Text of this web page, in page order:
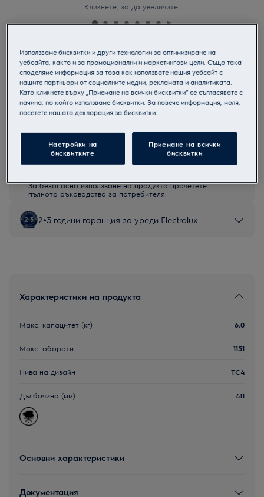
Кликнете, за да увеличите.
EWS6426WE
Компактна перална машина
За безопасно използване на продукта прочетете
пълното ръководство за потребителя.
2+3 години гаранция за уреди Electrolux
Характеристики на продукта
Макс. капацитет (кг) 6.0
Макс. обороти 1151
Нива на дизайн TC4
Дълбочина (мм) 411
Основни характеристики
Документация
Използваме бисквитки и други технологии за оптимизиране на
уебсайта, както и за промоционални и маркетингови цели. Също така
споделяме информация за това как използвате нашия уебсайт с
нашите партньори от социалните медии, рекламата и аналитиката.
Като кликнете върху „Приемане на всички бисквитки“ се съгласявате с
начина, по който използваме бисквитки. За повече информация, моля,
посетете нашата декларация за бисквитки.
Настройки на
бисквитките
Приемане на всички
бисквитки